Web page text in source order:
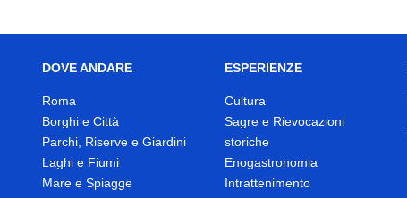
DOVE ANDARE
Roma
Borghi e Città
Parchi, Riserve e Giardini
Laghi e Fiumi
Mare e Spiagge
ESPERIENZE
Cultura
Sagre e Rievocazioni
storiche
Enogastronomia
Intrattenimento